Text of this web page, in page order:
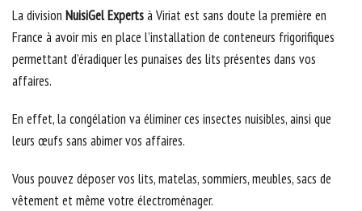
La division NuisiGel Expertsà Viriat est sans doute la première en
France à avoir mis en place l’installation de conteneurs frigorifiques
permettant d’éradiquer les punaises des lits présentes dans vos
affaires.
En effet, la congélation va éliminer ces insectes nuisibles, ainsi que
leurs œufs sans abimer vos affaires.
Vous pouvez déposer vos lits, matelas, sommiers, meubles, sacs de
vêtement et même votre électroménager.